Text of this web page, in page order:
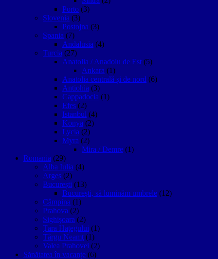
Porto (3)
Slovenia (3)
Postojna (3)
Spania (7)
Andalusia (4)
Turcia (27)
Anatolia / Anadolu de Est (5)
Ankara (1)
Anatolia centrală și de nord (6)
Antiohia (3)
Cappadocia (1)
Efes (2)
Istanbul (4)
Konya (2)
Lycia (2)
Myra (2)
Mira / Demre (1)
Romania (29)
Alba Iulia (4)
Argeș (2)
București (13)
București, să luminăm umbrele (12)
Câmpina (1)
Prahova (2)
Sighişoara (2)
Țara Hațegului (1)
Târgu Neamţ (1)
Valea Prahovei (2)
Sănătatea în vacanțe (6)